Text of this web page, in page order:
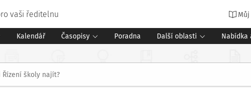
vaši ředitelnu
Kalendář Časopisy Poradna Další oblasti Nabídka